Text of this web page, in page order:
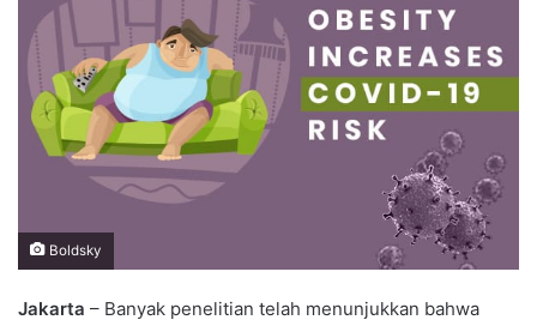
Boldsky
Jakarta – Banyak penelitian telah menunjukkan bahwa